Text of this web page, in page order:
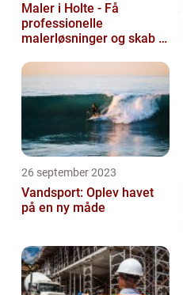
Maler i Holte - Få
professionelle
malerløsninger og skab et
26 september 2023
Vandsport: Oplev havet
på en ny måde